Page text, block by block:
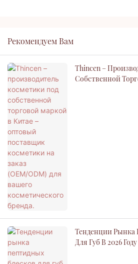
Рекомендуем Вам
Thincen –
Собственной
Тенденции Рынка
Для Губ В 2026 Году